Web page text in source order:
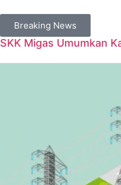
Breaking News
SKK Migas Umumkan